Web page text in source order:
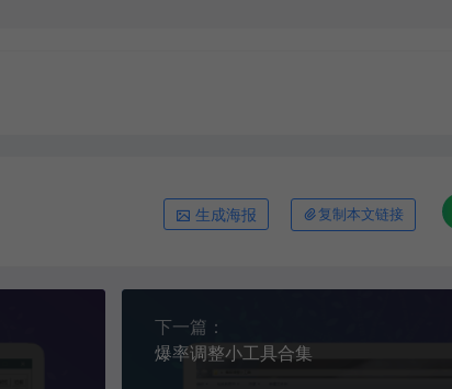
生成海报 复制本文链接
下一篇：
爆率调整小工具合集